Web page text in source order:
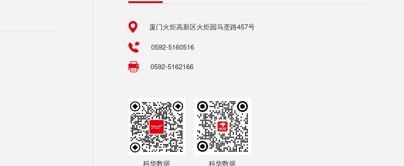
厦门火炬高新区火炬园马垄路457号
0592-5160516
0592-5162166
科华数据 科华数据